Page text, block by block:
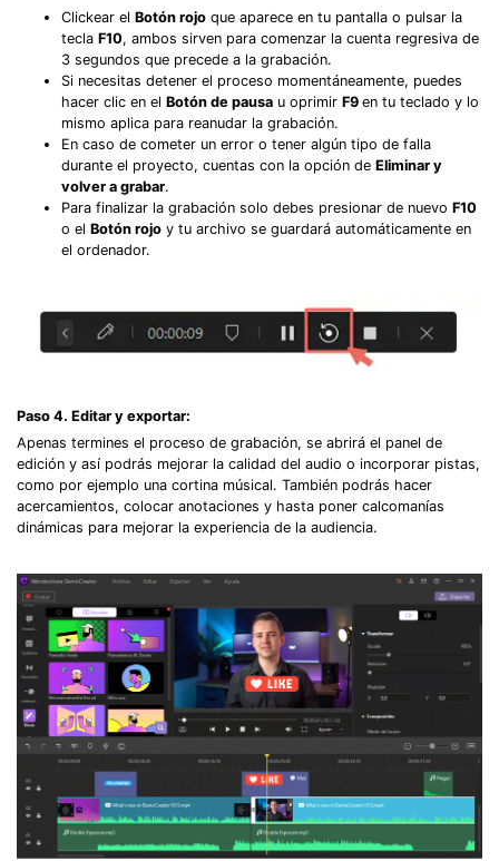
Clickear el Botón rojo que aparece en tu pantalla o pulsar la
tecla F10, ambos sirven para comenzar la cuenta regresiva de
3 segundos que precede a la grabación.
Si necesitas detener el proceso momentáneamente, puedes
hacer clic en el Botón de pausa u oprimir F9 en tu teclado y lo
mismo aplica para reanudar la grabación.
En caso de cometer un error o tener algún tipo de falla
durante el proyecto, cuentas con la opción de Eliminar y
volver a grabar.
Para finalizar la grabación solo debes presionar de nuevo F10
o el Botón rojo y tu archivo se guardará automáticamente en
el ordenador.
Paso 4. Editar y exportar:
Apenas termines el proceso de grabación, se abrirá el panel de
edición y así podrás mejorar la calidad del audio o incorporar pistas,
como por ejemplo una cortina músical. También podrás hacer
acercamientos, colocar anotaciones y hasta poner calcomanías
dinámicas para mejorar la experiencia de la audiencia.